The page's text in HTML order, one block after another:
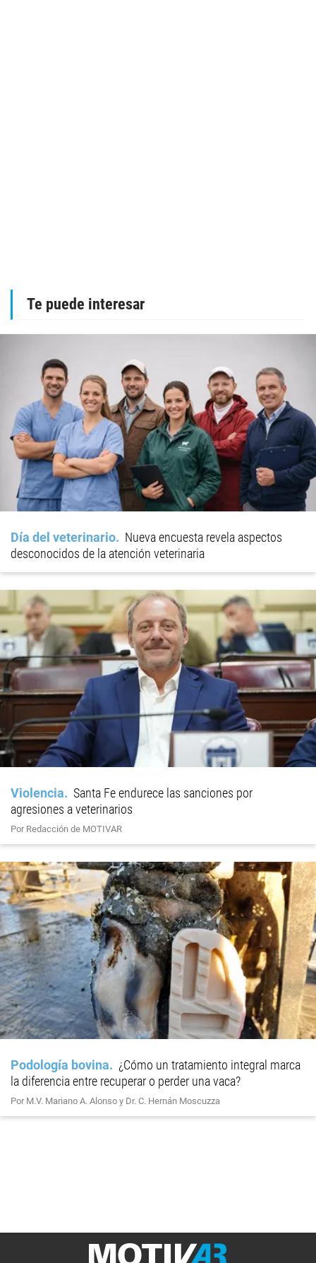
Te puede interesar
Día del veterinario
Nueva encuesta revela aspectos
desconocidos de la atención veterinaria
Violencia
Santa Fe endurece las sanciones por
agresiones a veterinarios
Por Redacción de MOTIVAR
Podología bovina
¿Cómo un tratamiento integral marca
la diferencia entre recuperar o perder una vaca?
Por M.V. Mariano A. Alonso y Dr. C. Hernán Moscuzza